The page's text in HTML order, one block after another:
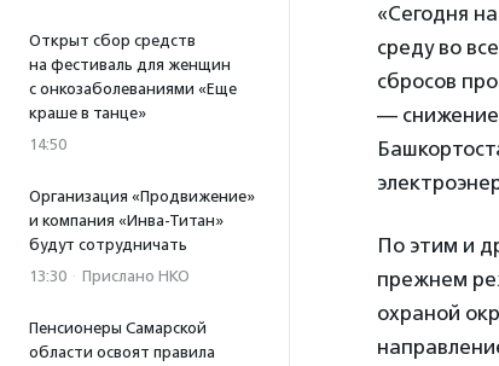
Открыт сбор средств
на фестиваль для женщин
с онкозаболеваниями «Еще
краше в танце»
14:50
Организация «Продвижение»
и компания «Инва-Титан»
будут сотрудничать
13:30 · Прислано НКО
Пенсионеры Самарской
области освоят правила
«Сегодня
среду во
сбросов
— снижение
По этим и
прежнем
охраной